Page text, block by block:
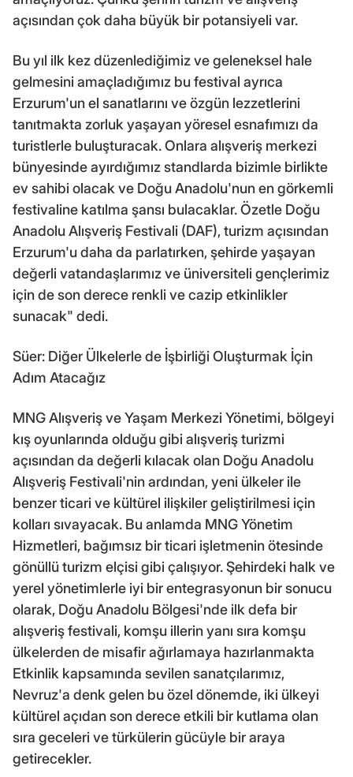
açısından çok daha büyük bir potansiyeli var.
Bu yıl ilk kez düzenlediğimiz ve geleneksel hale
gelmesini amaçladığımız bu festival ayrıca
Erzurum'un el sanatlarını ve özgün lezzetlerini
tanıtmakta zorluk yaşayan yöresel esnafımızı da
turistlerle buluşturacak. Onlara alışveriş merkezi
bünyesinde ayırdığımız standlarda bizimle birlikte
ev sahibi olacak ve Doğu Anadolu'nun en görkemli
festivaline katılma şansı bulacaklar. Özetle Doğu
Anadolu Alışveriş Festivali (DAF), turizm açısından
Erzurum'u daha da parlatırken, şehirde yaşayan
değerli vatandaşlarımız ve üniversiteli gençlerimiz
için de son derece renkli ve cazip etkinlikler
sunacak" dedi.
Süer: Diğer Ülkelerle de İşbirliği Oluşturmak İçin
Adım Atacağız
MNG Alışveriş ve Yaşam Merkezi Yönetimi, bölgeyi
kış oyunlarında olduğu gibi alışveriş turizmi
açısından da değerli kılacak olan Doğu Anadolu
Alışveriş Festivali'nin ardından, yeni ülkeler ile
benzer ticari ve kültürel ilişkiler geliştirilmesi için
kolları sıvayacak. Bu anlamda MNG Yönetim
Hizmetleri, bağımsız bir ticari işletmenin ötesinde
gönüllü turizm elçisi gibi çalışıyor. Şehirdeki halk ve
yerel yönetimlerle iyi bir entegrasyonun bir sonucu
olarak, Doğu Anadolu Bölgesi'nde ilk defa bir
alışveriş festivali, komşu illerin yanı sıra komşu
ülkelerden de misafir ağırlamaya hazırlanmakta
Etkinlik kapsamında sevilen sanatçılarımız,
Nevruz'a denk gelen bu özel dönemde, iki ülkeyi
kültürel açıdan son derece etkili bir kutlama olan
sıra geceleri ve türkülerin gücüyle bir araya
getirecekler.